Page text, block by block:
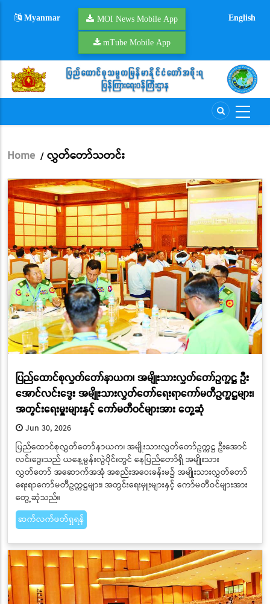
Myanmar MOI News Mobile App
mTube Mobile App
English
Breadcrumb
Home / လွှတ်တော်သတင်း
ပြည်ထောင်စုလွှတ်တော်နာယက၊ အမျိုးသားလွှတ်တော်ဥက္ကဋ္ဌ ဦး
အောင်လင်းဒွေး အမျိုးသားလွှတ်တော်ရေးရာကော်မတီဥက္ကဋ္ဌများ၊
အတွင်းရေးမှူးများနှင့် ကော်မတီဝင်များအား တွေ့ဆုံ
Jun 30, 2026
ပြည်ထောင်စုလွှတ်တော်နာယက၊ အမျိုးသားလွှတ်တော်ဥက္ကဋ္ဌ ဦးအောင်
လင်းဒွေးသည် ယနေ့မွန်းလွဲပိုင်းတွင် နေပြည်တော်ရှိ အမျိုးသား
လွှတ်တော် အဆောက်အအုံ အစည်းအဝေးခန်းမ၌ အမျိုးသားလွှတ်တော်
ရေးရာကော်မတီဥက္ကဋ္ဌများ၊ အတွင်းရေးမှူးများနှင့် ကော်မတီဝင်များအား
တွေ့ဆုံသည်။
ဆက်လက်ဖတ်ရှုရန်